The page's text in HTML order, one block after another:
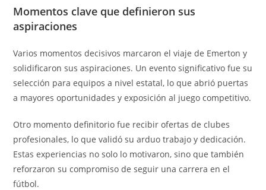
Momentos clave que definieron sus
aspiraciones
Varios momentos decisivos marcaron el viaje de Emerton y
solidificaron sus aspiraciones. Un evento significativo fue su
selección para equipos a nivel estatal, lo que abrió puertas
a mayores oportunidades y exposición al juego competitivo.
Otro momento definitorio fue recibir ofertas de clubes
profesionales, lo que validó su arduo trabajo y dedicación.
Estas experiencias no solo lo motivaron, sino que también
reforzaron su compromiso de seguir una carrera en el
fútbol.